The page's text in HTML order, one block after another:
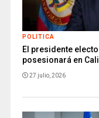
POLITICA
El presidente
posesionará en Cali
27 julio, 2026